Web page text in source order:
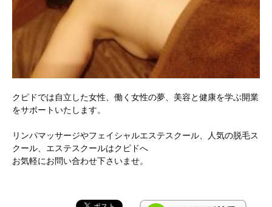
クピドでは自立した女性、働く女性の夢、美容と健康を学ぶ開業
をサポートいたします。
リンパマッサージやフェイシャルエステスクール、人気の脱毛ス
クール、エステスクールはクピドへ
お気軽にお問い合わせ下さいませ。